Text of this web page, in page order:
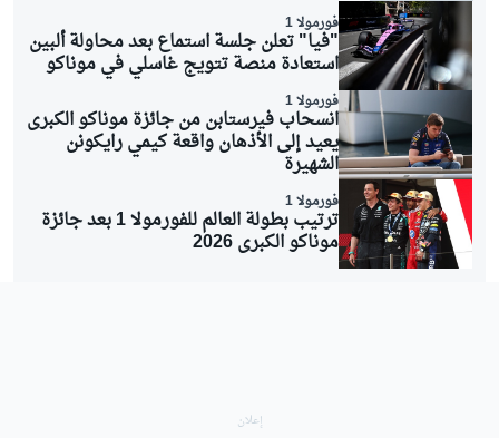
فورمولا 1
"فيا" تعلن جلسة استماع بعد محاولة ألبين
استعادة منصة تتويج غاسلي في موناكو
فورمولا 1
انسحاب فيرستابن من جائزة موناكو الكبرى
يعيد إلى الأذهان واقعة كيمي رايكونن
الشهيرة
فورمولا 1
ترتيب بطولة العالم للفورمولا 1 بعد جائزة
موناكو الكبرى 2026